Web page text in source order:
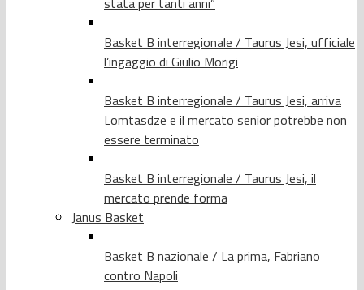
Basket B interregionale / Taurus Jesi, ufficiale
l’ingaggio di Giulio Morigi
Basket B interregionale / Taurus Jesi, arriva
Lomtasdze e il mercato senior potrebbe non
essere terminato
Basket B interregionale / Taurus Jesi, il
mercato prende forma
Janus Basket
Basket B nazionale / La prima, Fabriano
contro Napoli